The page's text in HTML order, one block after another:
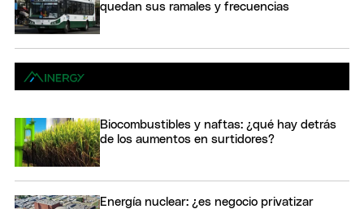
quedan sus ramales y frecuencias
Biocombustibles y naftas: ¿qué hay detrás
de los aumentos en surtidores?
Energía nuclear: ¿es negocio privatizar